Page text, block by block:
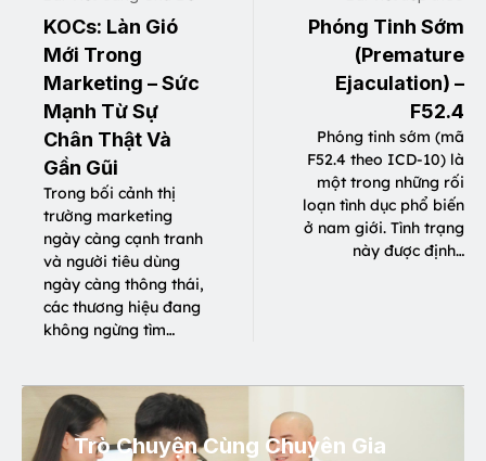
KOCs: Làn Gió
Mới Trong
Marketing – Sức
Mạnh Từ Sự
Chân Thật Và
Gần Gũi
Trong bối cảnh thị
trường marketing
ngày càng cạnh tranh
và người tiêu dùng
ngày càng thông thái,
các thương hiệu đang
không ngừng tìm…
Phóng Tinh Sớm
(Premature
Ejaculation) –
F52.4
Phóng tinh sớm (mã
F52.4 theo ICD-10) là
một trong những rối
loạn tình dục phổ biến
ở nam giới. Tình trạng
này được định…
Trò Chuyện Cùng Chuyên Gia